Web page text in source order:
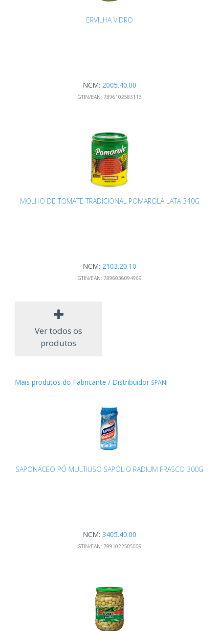
ERVILHA VIDRO
NCM: 2005.40.00
GTIN/EAN: 7896102583113
MOLHO DE TOMATE TRADICIONAL POMAROLA LATA 340G
NCM: 2103.20.10
GTIN/EAN: 7896036094969
Ver todos os
produtos
Mais produtos do Fabricante / Distribuidor SPANI
SAPONÁCEO PÓ MULTIUSO SAPÓLIO RADIUM FRASCO 300G
NCM: 3405.40.00
GTIN/EAN: 7891022505009